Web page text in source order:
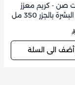
صن - كريم معزز
بالجزر 350 مل
أضف الى السلة